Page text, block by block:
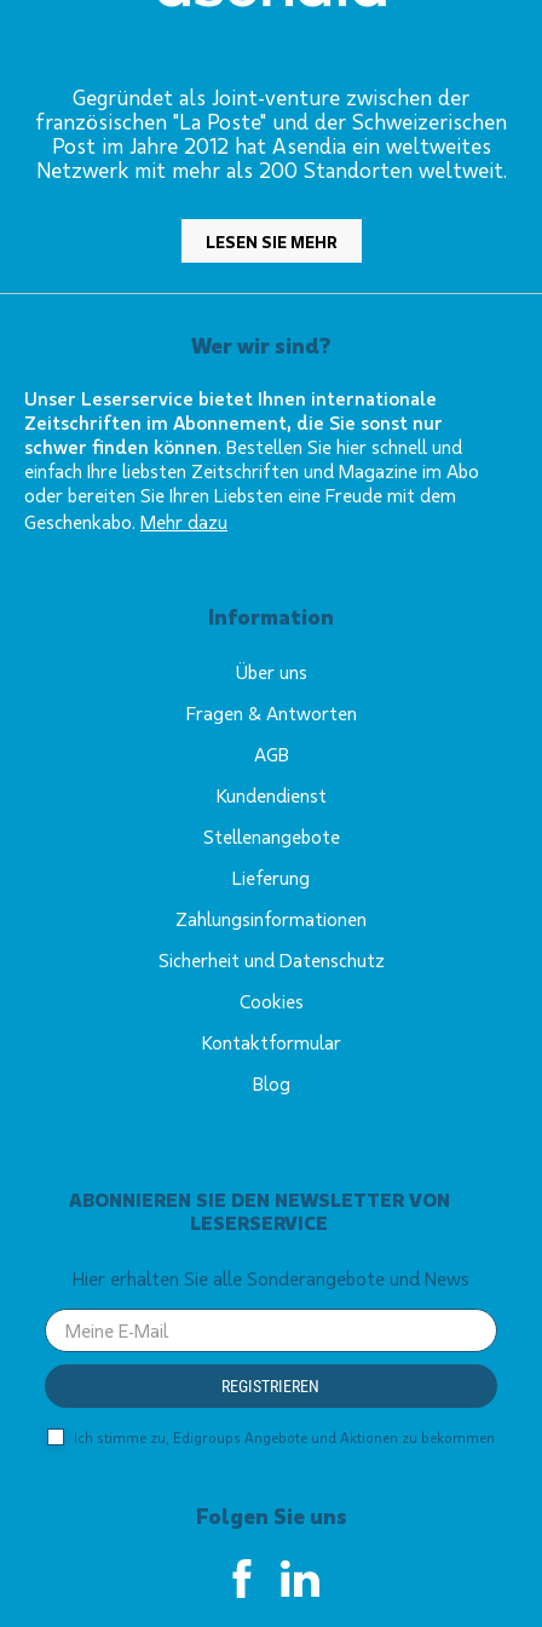
Gegründet als Joint-venture zwischen der
französischen "La Poste" und der Schweizerischen
Post im Jahre 2012 hat Asendia ein weltweites
Netzwerk mit mehr als 200 Standorten weltweit.
LESEN SIE MEHR
Wer wir sind?
Unser Leserservice bietet Ihnen internationale
Zeitschriften im Abonnement, die Sie sonst nur
schwer finden können. Bestellen Sie hier schnell und
einfach Ihre liebsten Zeitschriften und Magazine im Abo
oder bereiten Sie Ihren Liebsten eine Freude mit dem
Geschenkabo. Mehr dazu
ABONNIEREN SIE DEN NEWSLETTER VON
LESERSERVICE
Hier erhalten Sie alle Sonderangebote und News
Your
email
REGISTRIEREN
Ich stimme zu, Edigroups Angebote und Aktionen zu bekommen
Information
Über uns
Fragen & Antworten
AGB
Kundendienst
Stellenangebote
Lieferung
Zahlungsinformationen
Sicherheit und Datenschutz
Cookies
Kontaktformular
Blog
Folgen Sie uns